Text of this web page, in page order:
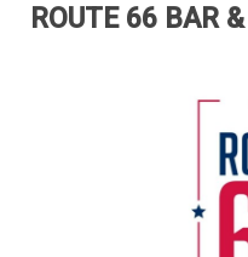
CLUB
OCYAN SPA &
ROUTE 66 BAR